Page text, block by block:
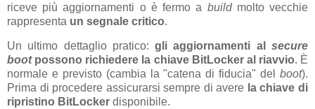
riceve più aggiornamenti o è fermo a buildmolto vecchie
rappresenta un segnale critico.
Un ultimo dettaglio pratico:gli aggiornamenti alsecure
bootpossono richiedere la chiave BitLocker al riavvio. È
normale e previsto (cambia la "catena di fiducia" del boot).
Prima di procedere assicurarsi sempre di avere la chiave di
ripristino BitLocker disponibile.